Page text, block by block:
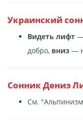
Украинский
Видеть лифт —
добро, вниз —
Сонник Дениз
См.